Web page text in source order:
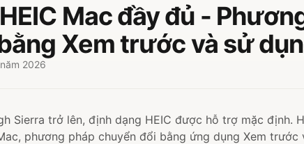
Mac đầy đủ -
Xem trước và sử
2026
Sierra trở lên, định dạng HEIC được hỗ trợ mặc định.
phương pháp chuyển đổi bằng ứng dụng Xem trước